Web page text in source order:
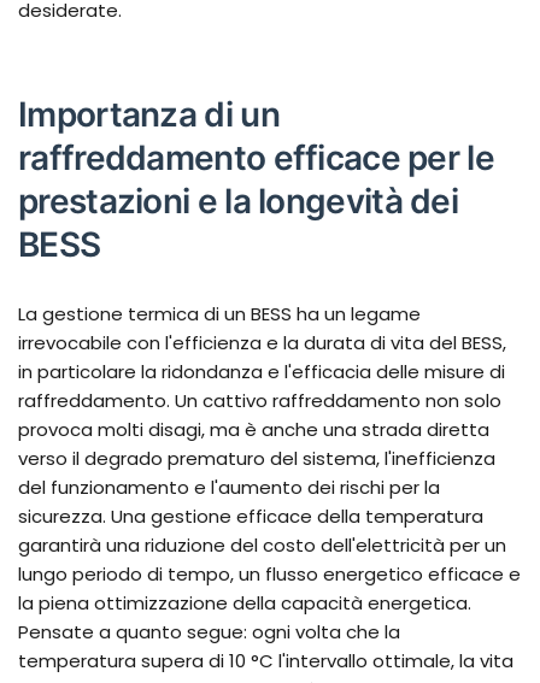
desiderate.
Importanza di un
raffreddamento efficace per le
prestazioni e la longevità dei
BESS
La gestione termica di un BESS ha un legame
irrevocabile con l'efficienza e la durata di vita del BESS,
in particolare la ridondanza e l'efficacia delle misure di
raffreddamento. Un cattivo raffreddamento non solo
provoca molti disagi, ma è anche una strada diretta
verso il degrado prematuro del sistema, l'inefficienza
del funzionamento e l'aumento dei rischi per la
sicurezza. Una gestione efficace della temperatura
garantirà una riduzione del costo dell'elettricità per un
lungo periodo di tempo, un flusso energetico efficace e
la piena ottimizzazione della capacità energetica.
Pensate a quanto segue: ogni volta che la
temperatura supera di 10 °C l'intervallo ottimale, la vita